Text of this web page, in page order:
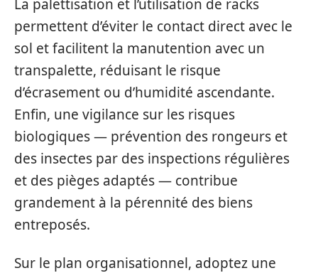
La palettisation et l’utilisation de racks
permettent d’éviter le contact direct avec le
sol et facilitent la manutention avec un
transpalette, réduisant le risque
d’écrasement ou d’humidité ascendante.
Enfin, une vigilance sur les risques
biologiques — prévention des rongeurs et
des insectes par des inspections régulières
et des pièges adaptés — contribue
grandement à la pérennité des biens
entreposés.
Sur le plan organisationnel, adoptez une